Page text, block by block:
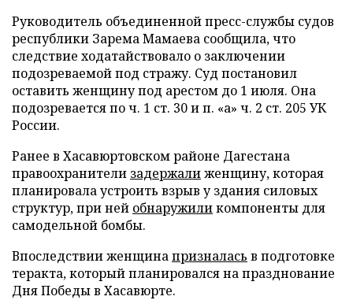
Руководитель объединенной пресс-службы судов
республики Зарема Мамаева сообщила, что
следствие ходатайствовало о заключении
подозреваемой под стражу. Суд постановил
оставить женщину под арестом до 1 июля. Она
подозревается по ч. 1 ст. 30 и п. «а» ч. 2 ст. 205 УК
России.
Ранее в Хасавюртовском районе Дагестана
правоохранители задержалиженщину, которая
планировала устроить взрыв у здания силовых
структур, при ней обнаружиликомпоненты для
самодельной бомбы.
Впоследствии женщинапризналась в подготовке
теракта, который планировался на празднование
Дня Победы в Хасавюрте.